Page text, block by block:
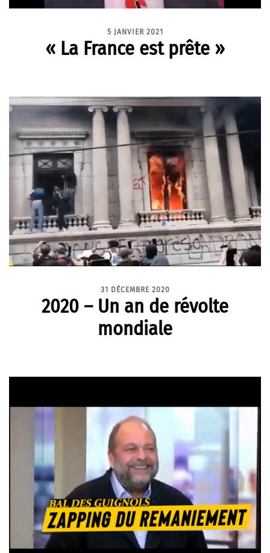
5 JANVIER 2021
« La France est prête »
31 DÉCEMBRE 2020
2020 – Un an de révolte
mondiale